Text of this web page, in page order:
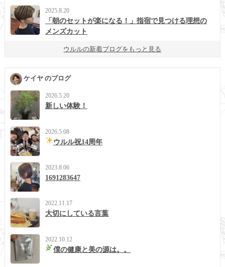
2025.8.20
「朝のセットが楽になる！」指宿で見つける理想の
メンズカット
ウルルの新着ブログをもっと見る
ケイヤ のブログ
2026.5.20
新しい体験！
2026.5.08
ウルル祝14周年
2023.8.06
1691283647
2022.11.17
大切にしている言葉
2022.10.12
僕の健康と美の源は。。